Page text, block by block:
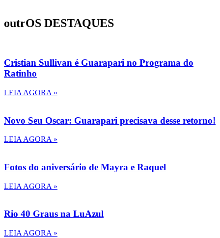
outrOS DESTAQUES
Cristian Sullivan é Guarapari no Programa do
Ratinho
LEIA AGORA »
Novo Seu Oscar: Guarapari precisava desse retorno!
LEIA AGORA »
Fotos do aniversário de Mayra e Raquel
LEIA AGORA »
Rio 40 Graus na LuAzul
LEIA AGORA »